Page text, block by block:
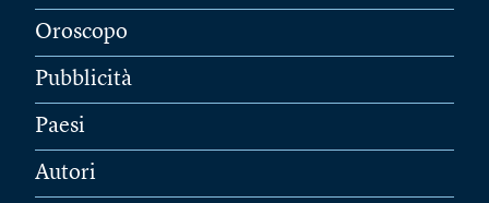
Oroscopo
Pubblicità
Paesi
Autori